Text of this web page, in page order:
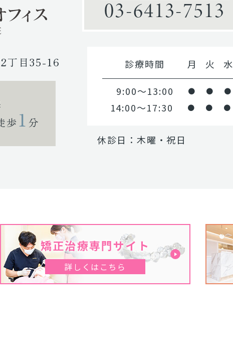
丁目35-16
歩 1 分
03-6413-7513
診療時間 月 火 水
9:00～13:00 ● ● ●
14:00～17:30 ● ● ●
休診日：木曜・祝日
矯正治療専門サイト
詳しくはこちら